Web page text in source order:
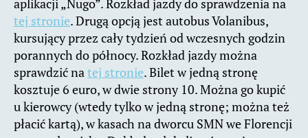
aplikacji „Nugo”. Rozkład jazdy do sprawdzenia na
tej stronie. Drugą opcją jest autobus Volanibus,
kursujący przez cały tydzień od wczesnych godzin
porannych do północy. Rozkład jazdy można
sprawdzić natej stronie. Bilet w jedną stronę
kosztuje 6 euro, w dwie strony 10. Można go kupić
u kierowcy (wtedy tylko w jedną stronę; można też
płacić kartą), w kasach na dworcu SMN we Florencji